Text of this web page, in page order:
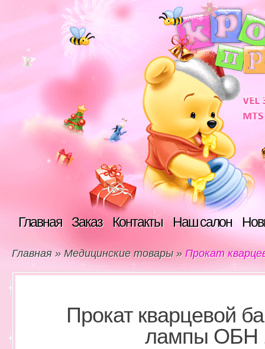
Главная Заказ Контакты Наш салон
Главная » Медицинские товары »Прокат
Прокат кварцевой
лампы ОБН